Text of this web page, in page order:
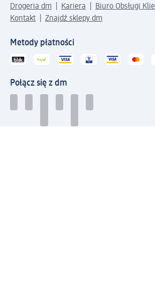
Drogeria dm Kariera
Biuro Obsługi
Kontakt
Znajdź sklepy dm
Metody płatności
Połącz się z dm